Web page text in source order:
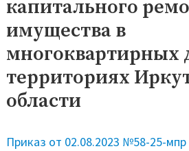
капитального
имущества в
многоквартирных
территориях
области
Приказ от 02.08.2023 №58-25-мпр